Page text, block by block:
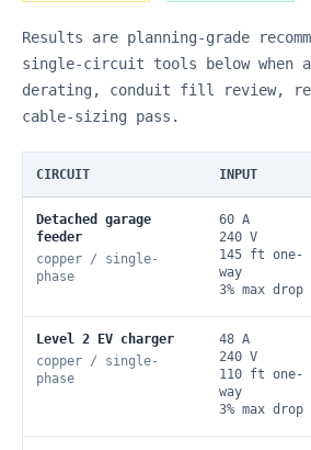
Results are planning-grade
single-circuit tools below when a
derating, conduit fill review,
cable-sizing pass.
CIRCUIT INPUT
Detached garage
feeder
copper / single-
phase
60 A
240 V
145 ft one-
way
3% max drop
Level 2 EV charger
copper / single-
phase
48 A
240 V
110 ft one-
way
3% max drop